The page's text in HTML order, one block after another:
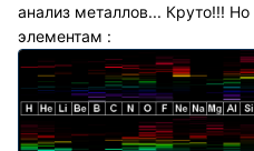
анализ металлов... Круто!!!
элементам :